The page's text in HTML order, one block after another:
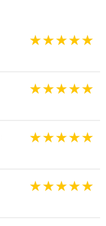
★★★★★
★★★★★
★★★★★
★★★★★